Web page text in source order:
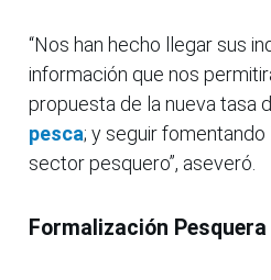
“Nos han hecho llegar sus
información que nos
propuesta de la nueva tasa
pesca; y seguir
sector pesquero”, aseveró.
Formalización Pesquera